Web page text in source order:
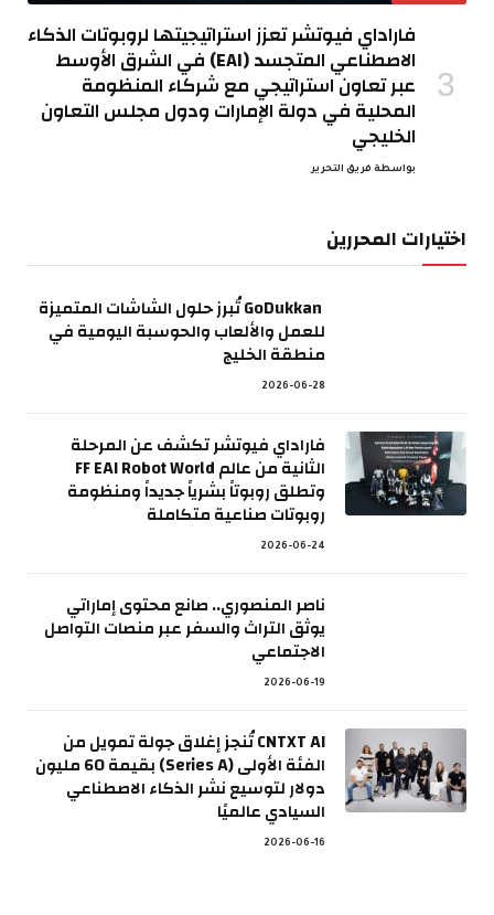
فاراداي فيوتشر تعزز استراتيجيتها لروبوتات الذكاء
الاصطناعي المتجسد (EAI) في الشرق الأوسط
عبر تعاون استراتيجي مع شركاء المنظومة
المحلية في دولة الإمارات ودول مجلس التعاون
الخليجي
بواسطة فريق التحرير
اختيارات المحررين
GoDukkan تُبرز حلول الشاشات المتميزة
للعمل والألعاب والحوسبة اليومية في
منطقة الخليج
2026-06-28
فاراداي فيوتشر تكشف عن المرحلة
الثانية من عالم FF EAI Robot World
وتطلق روبوتاً بشرياً جديداً ومنظومة
روبوتات صناعية متكاملة
2026-06-24
ناصر المنصوري.. صانع محتوى إماراتي
يوثق التراث والسفر عبر منصات التواصل
الاجتماعي
2026-06-19
CNTXT AI تُنجز إغلاق جولة تمويل من
الفئة الأولى (Series A) بقيمة 60 مليون
دولار لتوسيع نشر الذكاء الاصطناعي
السيادي عالميًا
2026-06-16